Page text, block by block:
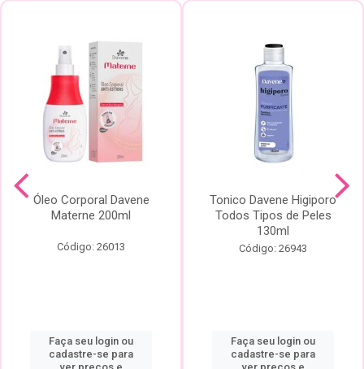
Óleo Corporal Davene
Materne 200ml
Código: 26013
Faça seu login ou
cadastre-se para
Tonico Davene Higiporo
Todos Tipos de Peles
130ml
Código: 26943
Faça seu login ou
cadastre-se para